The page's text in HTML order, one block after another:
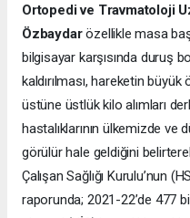
Ortopedi ve Travmatoloji
Özbaydarözellikle masa
bilgisayar karşısında duruş
kaldırılması, hareketin büyük
üstüne üstlük kilo alımları
hastalıklarının ülkemizde ve
görülür hale geldiğini
Çalışan Sağlığı Kurulu’nun
raporunda; 2021-22’de 477